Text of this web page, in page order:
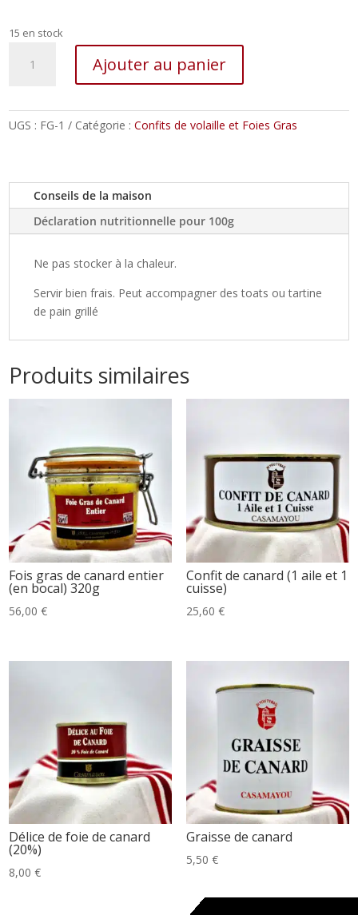
15 en stock
de
190g
bocal)
Ajouter au panier
UGS : FG-1 Catégorie :Confits de volaille et Foies Gras
Conseils de la maison
Déclaration nutritionnelle pour 100g
Ne pas stocker à la chaleur.
Servir bien frais. Peut accompagner des toats ou tartine
de pain grillé
Produits similaires
Fois gras de canard entier
(en bocal) 320g
56,00€
Confit de canard (1 aile et 1
cuisse)
25,60 €
Délice de foie de canard
(20%)
8,00€
Graisse de canard
5,50 €